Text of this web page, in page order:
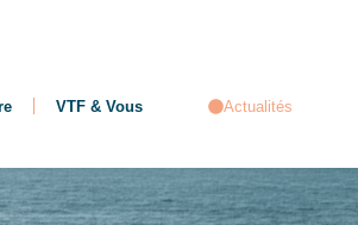
VTF & Vous Actualités